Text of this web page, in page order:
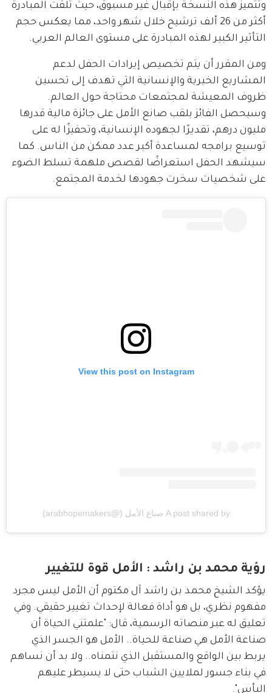
وتتميز هذه النسخة بإقبال غير مسبوق، حيث تلقت المبادرة
أكثر من 26 ألف ترشيح خلال شهر واحد، مما يعكس حجم
التأثير الكبير لهذه المبادرة على مستوى العالم العربي.
ومن المقرر أن يتم تخصيص إيرادات الحفل لدعم
المشاريع الخيرية والإنسانية التي تهدف إلى تحسين
ظروف المعيشة لمجتمعات محتاجة حول العالم.
وسيحصل الفائز بلقب صانع الأمل على جائزة مالية قدرها
مليون درهم، تقديرًا لجهوده الإنسانية، وتحفيزًا له على
توسيع برامجه لمساعدة أكبر عدد ممكن من الناس. كما
سيشهد الحفل استعراضًا لقصص ملهمة تسلط الضوء
على شخصيات سخرت جهودها لخدمة المجتمع.
View this post on Instagram
A post shared by صناع الأمل (@arabhopemakers)
رؤية محمد بن راشد : الأمل قوة للتغيير
يؤكد الشيخ محمد بن راشد آل مكتوم أن الأمل ليس مجرد
مفهوم نظري، بل هو أداة فعالة لإحداث تغيير حقيقي. وفي
تعليق له عبر منصاته الرسمية، قال: "علمتني الحياة أن
صناعة الأمل هي صناعة للحياة.. الأمل هو الجسر الذي
يربط بين الواقع والمستقبل الذي نتمناه.. ولا بد أن نساهم
في بناء جسور لملايين الشباب حتى لا يسيطر عليهم
اليأس".